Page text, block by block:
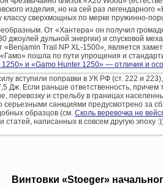
изделия, но на сей раз легендарного
сверхмощных по мерке пружинно-
От «Хантера» он получил
джоулей дульной энергии) и спусковой
«Benjamin Trail NP XL-1500», является
пошла по пути упрощения и
1250» и «Gamo Hunter 1250» — отличия и
вступили поправки в УК РФ (ст. 222 и
Дж. Если раньше ответственность, причем
перевозку и стрельбу в границах
серьезными санкциями предусмотрено за
образцов (см. Сколь веревочка не
статей, написанных в совсем другую эпоху
Винтовки «Stoeger»